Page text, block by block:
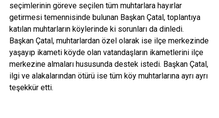
seçimlerinin göreve seçilen tüm muhtarlara hayırlar
getirmesi temennisinde bulunan Başkan Çatal, toplantıya
katılan muhtarların köylerinde ki sorunları da dinledi.
Başkan Çatal, muhtarlardan özel olarak ise ilçe merkezinde
yaşayıp ikameti köyde olan vatandaşların ikametlerini ilçe
merkezine almaları hususunda destek istedi. Başkan Çatal,
ilgi ve alakalarından ötürü ise tüm köy muhtarlarına ayrı ayrı
teşekkür etti.